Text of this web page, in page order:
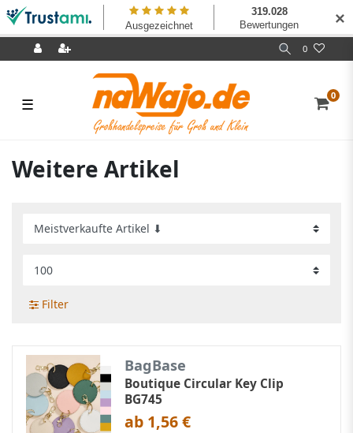
0
☰ 0
Weitere Artikel
Filter
BagBase
Boutique Circular Key Clip
BG745
ab 1,56 €
✕